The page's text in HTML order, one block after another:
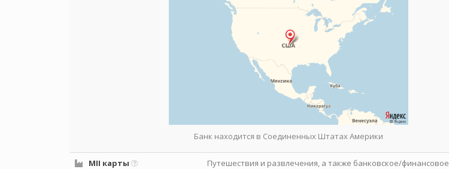
Банк находится в Соединенных Штатах Америки
MII карты Путешествия и развлечения, а также банковское/финансовое